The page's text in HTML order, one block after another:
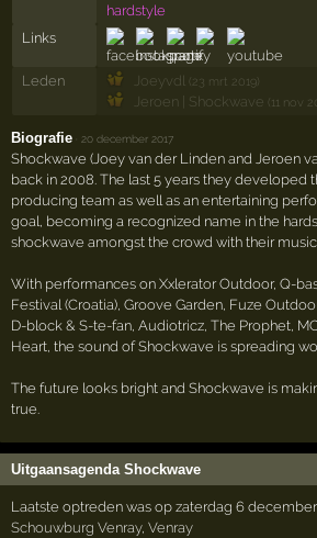
hardstyle
Links
Leden Joeyvdl (23 mrt 2019)
Jeroen | Shockwave (11 nov
Biografie 20 december 2017
Shockwave (Joey van der Linden and Jeroen
back in 2008. The last 5 years they developed
producing team as well as an entertaining
goal, becoming a recognized name in the
shockwave amongst the crowd with their
With performances on Xxlerator Outdoor, Q-
Festival (Croatia), Groove Garden, Fuze
D-block & S-te-fan, Audiotricz, The Prophet,
Heart, the sound of Shockwave is spreading
The future looks bright and Shockwave is
true.
Uitgaansagenda Shockwave
Laatste optreden was op zaterdag 6
Schouwburg Venray,Venray